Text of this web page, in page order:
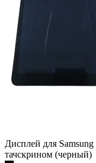
Дисплей для
тачскрином (черный)